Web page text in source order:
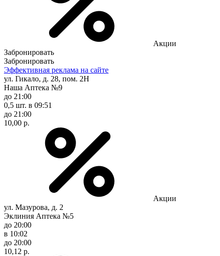
Акции
Забронировать
Забронировать
Эффективная реклама на сайте
ул. Гикало, д. 28, пом. 2Н
Наша Аптека №9
до 21:00
0,5 шт. в 09:51
до 21:00
10,00 р.
Акции
ул. Мазурова, д. 2
Эклиния Аптека №5
до 20:00
в 10:02
до 20:00
10,12 р.